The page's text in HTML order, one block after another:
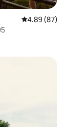
從 87 則評價
4.89 (87)